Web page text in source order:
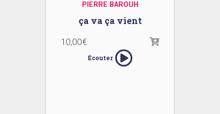
PIERRE BAROUH
ça va ça vient
10,00€
Écouter